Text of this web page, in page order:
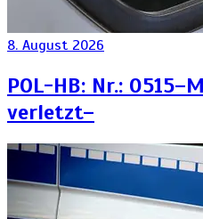
8. August 2026
POL-HB: Nr.:
verletzt–